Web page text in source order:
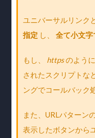
ユニバーサルリンク
指定 し、 全て小文字
もし、 httpsのよう
されたスクリプトな
ングでコールバック
また、URLパターン
表示したボタンから